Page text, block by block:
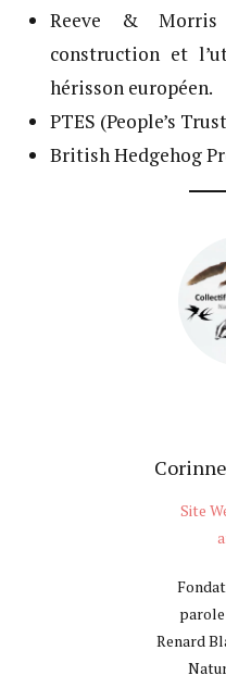
Reeve &
construction et
hérisson européen.
PTES (People’s
British Hedgehog
Site
Renard